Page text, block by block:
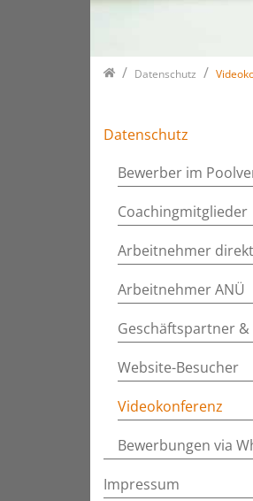
HomeDatenschutz
Datenschutz
Bewerber im
Coachingmitglieder
Arbeitnehmer direkt
Arbeitnehmer ANÜ
Geschäftspartner
Website-Besucher
Videokonferenz
Bewerbungen via
Impressum